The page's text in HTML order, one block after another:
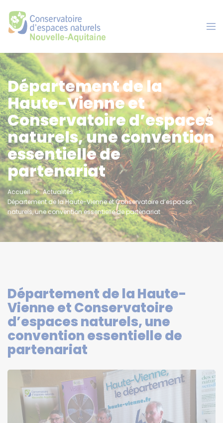
Département de la
Haute-Vienne et
Conservatoire d’espaces
naturels, une convention
essentielle de
partenariat
Accueil
Actualités
Département de la Haute-Vienne et Conservatoire d’espaces
naturels, une convention essentielle de partenariat
Département de la Haute-
Vienne et Conservatoire
d’espaces naturels, une
convention essentielle de
partenariat